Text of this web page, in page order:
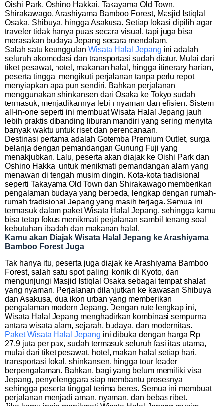
Oishi Park, Oshino Hakkai, Takayama Old Town,
Shirakawago, Arashiyama Bamboo Forest, Masjid Istiqlal
Osaka, Shibuya, hingga Asakusa. Setiap lokasi dipilih agar
traveler tidak hanya puas secara visual, tapi juga bisa
merasakan budaya Jepang secara mendalam.
Salah satu keunggulan Wisata Halal Jepang ini adalah
seluruh akomodasi dan transportasi sudah diatur. Mulai dari
tiket pesawat, hotel, makanan halal, hingga itinerary harian,
peserta tinggal mengikuti perjalanan tanpa perlu repot
menyiapkan apa pun sendiri. Bahkan perjalanan
menggunakan shinkansen dari Osaka ke Tokyo sudah
termasuk, menjadikannya lebih nyaman dan efisien. Sistem
all-in-one seperti ini membuat Wisata Halal Jepang jauh
lebih praktis dibanding liburan mandiri yang sering menyita
banyak waktu untuk riset dan perencanaan.
Destinasi pertama adalah Gotemba Premium Outlet, surga
belanja dengan pemandangan Gunung Fuji yang
menakjubkan. Lalu, peserta akan diajak ke Oishi Park dan
Oshino Hakkai untuk menikmati pemandangan alam yang
menawan di tengah musim dingin. Kota-kota tradisional
seperti Takayama Old Town dan Shirakawago memberikan
pengalaman budaya yang berbeda, lengkap dengan rumah-
rumah tradisional Jepang yang masih terjaga. Semua ini
termasuk dalam paket Wisata Halal Jepang, sehingga kamu
bisa tetap fokus menikmati perjalanan sambil tenang soal
kebutuhan ibadah dan makanan halal.
Kamu akan Diajak Wisata Halal Jepang ke Arashiyama
Bamboo Forest Juga
Tak hanya itu, peserta juga diajak ke Arashiyama Bamboo
Forest, salah satu spot paling ikonik di Kyoto, dan
mengunjungi Masjid Istiqlal Osaka sebagai tempat shalat
yang nyaman. Perjalanan dilanjutkan ke kawasan Shibuya
dan Asakusa, dua ikon urban yang memberikan
pengalaman modern Jepang. Dengan rute lengkap ini,
Wisata Halal Jepang menghadirkan kombinasi sempurna
antara wisata alam, sejarah, budaya, dan modernitas.
Paket Wisata Halal Jepang ini dibuka dengan harga Rp
27,9 juta per pax, sudah termasuk seluruh fasilitas utama,
mulai dari tiket pesawat, hotel, makan halal setiap hari,
transportasi lokal, shinkansen, hingga tour leader
berpengalaman. Bahkan, bagi yang belum memiliki visa
Jepang, penyelenggara siap membantu prosesnya
sehingga peserta tinggal terima beres. Semua ini membuat
perjalanan menjadi aman, nyaman, dan bebas ribet.